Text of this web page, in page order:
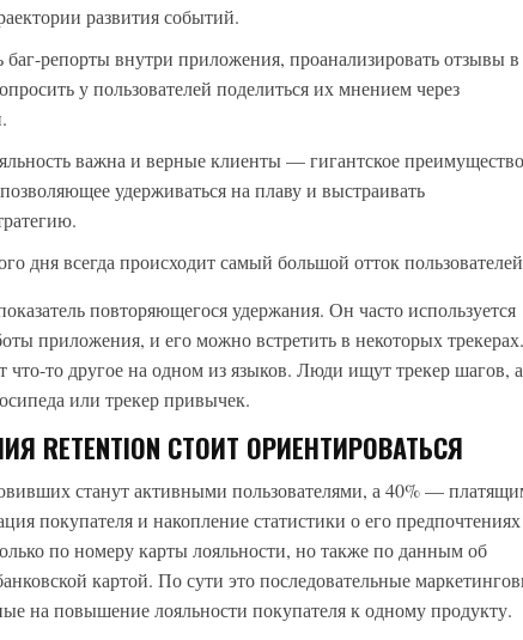
развития событий.
репорты внутри приложения, проанализировать отзывы в
у пользователей поделиться их мнением через
важна и верные клиенты — гигантское преимущество
удерживаться на плаву и выстраивать
дня всегда происходит самый большой отток
повторяющегося удержания. Он часто используется
приложения, и его можно встретить в некоторых трекерах.
что-то другое на одном из языков. Люди ищут трекер шагов, а
или трекер привычек.
RETENTION СТОИТ ОРИЕНТИРОВАТЬСЯ
станут активными пользователями, а 40% —
покупателя и накопление статистики о его предпочтениях
по номеру карты лояльности, но также по данным об
картой. По сути это последовательные
на повышение лояльности покупателя к одному продукту.